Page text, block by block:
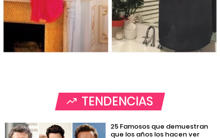
TENDENCIAS
25 Famosos que demuestran
que los años los hacen ver